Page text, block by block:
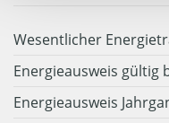
Wesentlicher
Energieausweis gültig
Energieausweis